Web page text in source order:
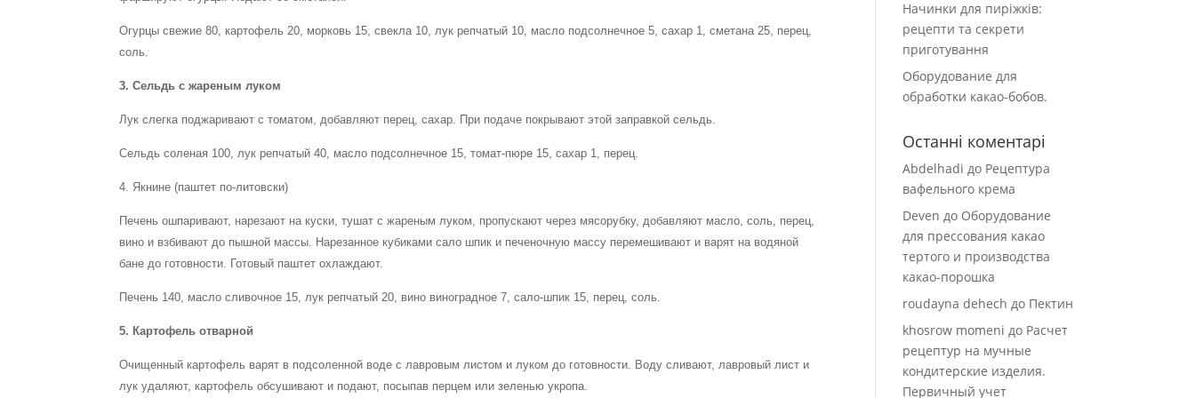
Огурцы свежие 80, картофель 20, морковь 15, свекла 10, лук репчатый 10, масло подсолнечное 5, сахар 1, сметана 25, перец,
соль.
3. Сельдь с жареным луком
Лук слегка поджаривают с томатом, добавляют перец, сахар. При подаче покрывают этой заправкой сельдь.
Сельдь соленая 100, лук репчатый 40, масло подсолнечное 15, томат-пюре 15, сахар 1, перец.
4. Якнине (паштет по-литовски)
Печень ошпаривают, нарезают на куски, тушат с жареным луком, пропускают через мясорубку, добавляют масло, соль, перец,
вино и взбивают до пышной массы. Нарезанное кубиками сало шпик и печеночную массу перемешивают и варят на водяной
бане до готовности. Готовый паштет охлаждают.
Печень 140, масло сливочное 15, лук репчатый 20, вино виноградное 7, сало-шпик 15, перец, соль.
5. Картофель отварной
Очищенный картофель варят в подсоленной воде с лавровым листом и луком до готовности. Воду сливают, лавровый лист и
лук удаляют, картофель обсушивают и подают, посыпав перцем или зеленью укропа.
Начинки для пиріжків:
рецепти та секрети
приготування
Оборудование для
обработки какао-бобов.
Останні коментарі
Abdelhadi до Рецептура
вафельного крема
Deven до Оборудование
для прессования какао
тертого и производства
какао-порошка
roudayna dehech до Пектин
khosrow momeni до Расчет
рецептур на мучные
кондитерские изделия.
Первичный учет